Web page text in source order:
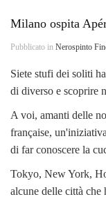
Milano ospita
Pubblicato in Nerospinto
Siete stufi dei soliti
di diverso e scoprire
A voi, amanti delle
française,
di far conoscere la
Tokyo, New York,
alcune delle città che